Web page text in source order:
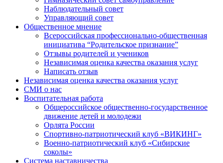
Наблюдательный совет
Управляющий совет
Общественное мнение
Всероссийская профессионально-общественная
инициатива “Родительское признание”
Отзывы родителей и учеников
Независимая оценка качества оказания услуг
Написать отзыв
Независимая оценка качества оказания услуг
СМИ о нас
Воспитательная работа
Общероссийское общественно-государственное
движение детей и молодежи
Орлята России
Спортивно-патриотический клуб «ВИКИНГ»
Военно-патриотический клуб «Сибирские
соколы»
Система наставничества